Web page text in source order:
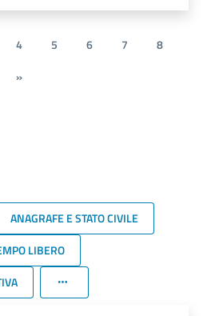
4 5 6 7
8
»
ANAGRAFE E STATO CIVILE
LIBERO